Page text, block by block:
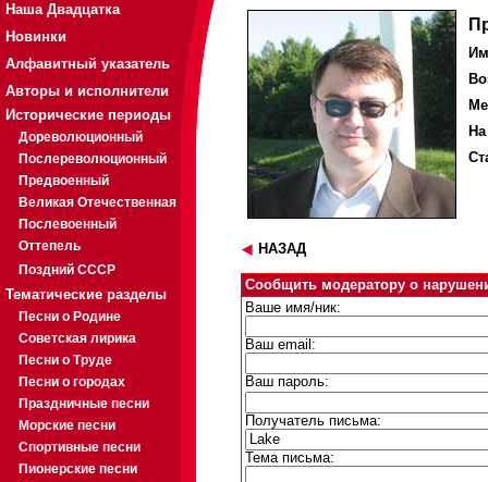
Наша Двадцатка
Новинки
Алфавитный указатель
Авторы и исполнители
Исторические периоды
Дореволюционный
Послереволюционный
Предвоенный
Великая Отечественная
Послевоенный
Оттепель
Поздний СССР
Тематические разделы
Песни о Родине
Советская лирика
Песни о Труде
Песни о городах
Праздничные песни
Морские песни
Спортивные песни
Пионерские песни
НАЗАД
Сообщить модератору о
Ваше имя/ник:
Ваш email:
Ваш пароль:
Получатель письма:
Тема письма: